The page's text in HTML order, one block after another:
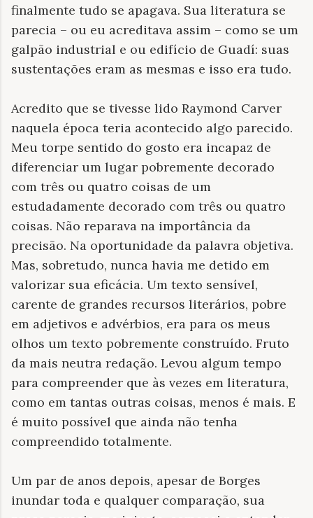
finalmente tudo se apagava. Sua literatura se
parecia – ou eu acreditava assim – como se um
galpão industrial e ou edifício de Guadí: suas
sustentações eram as mesmas e isso era tudo.
Acredito que se tivesse lido Raymond Carver
naquela época teria acontecido algo parecido.
Meu torpe sentido do gosto era incapaz de
diferenciar um lugar pobremente decorado
com três ou quatro coisas de um
estudadamente decorado com três ou quatro
coisas. Não reparava na importância da
precisão. Na oportunidade da palavra objetiva.
Mas, sobretudo, nunca havia me detido em
valorizar sua eficácia. Um texto sensível,
carente de grandes recursos literários, pobre
em adjetivos e advérbios, era para os meus
olhos um texto pobremente construído. Fruto
da mais neutra redação. Levou algum tempo
para compreender que às vezes em literatura,
como em tantas outras coisas, menos é mais. E
é muito possível que ainda não tenha
compreendido totalmente.
Um par de anos depois, apesar de Borges
inundar toda e qualquer comparação, sua